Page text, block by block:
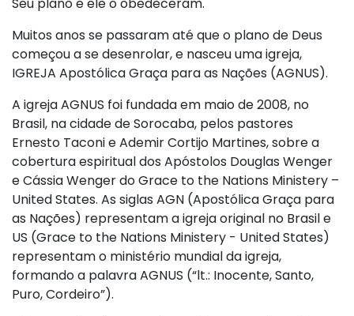
Seu plano e ele o obedeceram.
Muitos anos se passaram até que o plano de Deus
começou a se desenrolar, e nasceu uma igreja,
IGREJA Apostólica Graça para as Nações (AGNUS).
A igreja AGNUS foi fundada em maio de 2008, no
Brasil, na cidade de Sorocaba, pelos pastores
Ernesto Taconi e Ademir Cortijo Martines, sobre a
cobertura espiritual dos Apóstolos Douglas Wenger
e Cássia Wenger do Grace to the Nations Ministery –
United States. As siglas AGN (Apostólica Graça para
as Nações) representam a igreja original no Brasil e
US (Grace to the Nations Ministery - United States)
representam o ministério mundial da igreja,
formando a palavra AGNUS (“lt.: Inocente, Santo,
Puro, Cordeiro”).